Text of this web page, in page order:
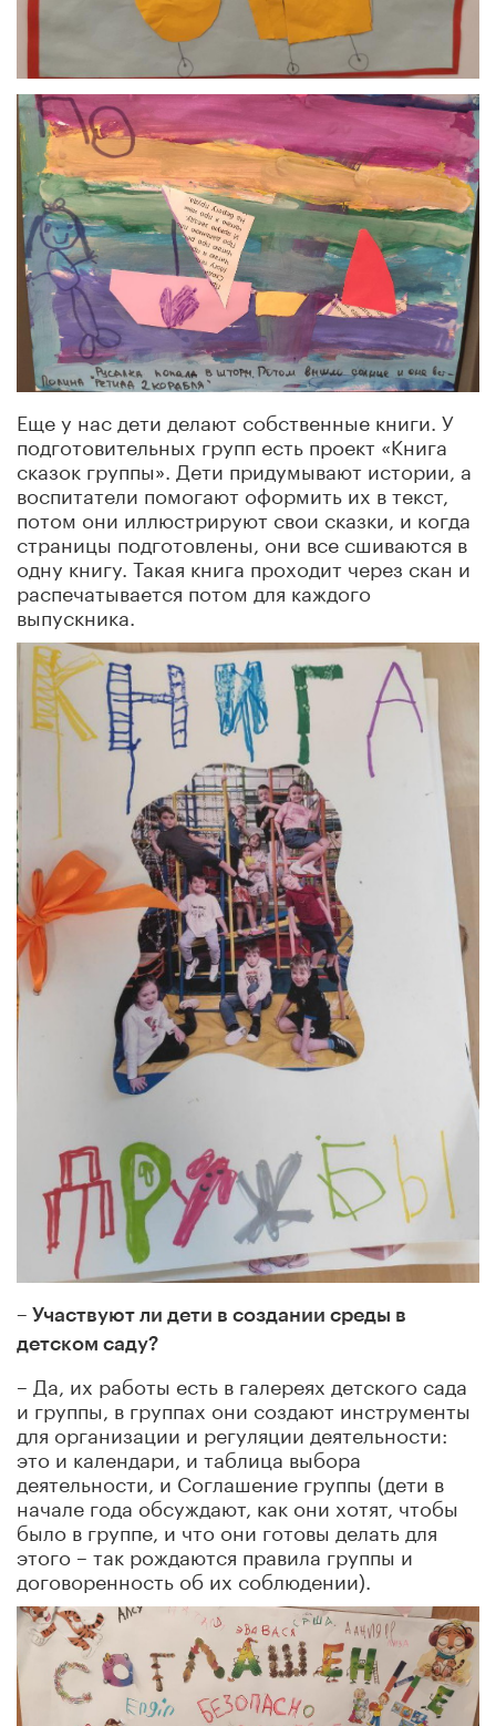
Еще у нас дети делают собственные книги. У
подготовительных групп есть проект «Книга
сказок группы». Дети придумывают истории, а
воспитатели помогают оформить их в текст,
потом они иллюстрируют свои сказки, и когда
страницы подготовлены, они все сшиваются в
одну книгу. Такая книга проходит через скан и
распечатывается потом для каждого
выпускника.
– Участвуют ли дети в создании среды в
детском саду?
– Да, их работы есть в галереях детского сада
и группы, в группах они создают инструменты
для организации и регуляции деятельности:
это и календари, и таблица выбора
деятельности, и Соглашение группы (дети в
начале года обсуждают, как они хотят, чтобы
было в группе, и что они готовы делать для
этого – так рождаются правила группы и
договоренность об их соблюдении).